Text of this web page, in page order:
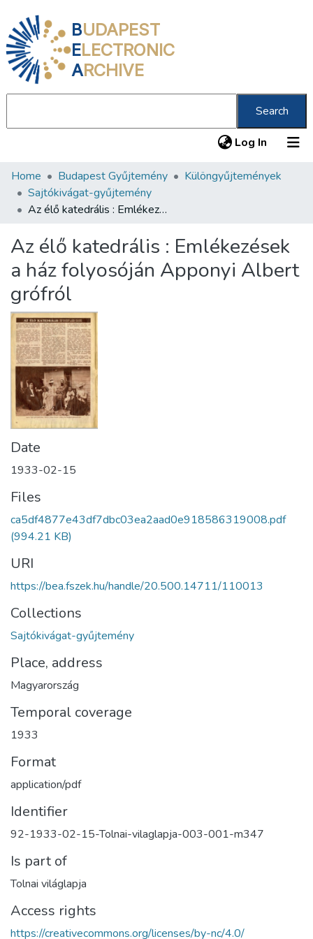
BUDAPEST
ELECTRONIC
ARCHIVE
Search
Log In (current)
Communities & Collections
All of DSpace
About us
Home Budapest Gyűjtemény
Különgyűjtemények
Sajtókivágat-gyűjtemény
Az élő katedrális : Emlékezések a ház folyosóján Apponyi Albert grófról
Az élő katedrális : Emlékezések
a ház folyosóján Apponyi Albert
grófról
Date
1933-02-15
Files
ca5df4877e43df7dbc03ea2aad0e918586319008.pdf
(994.21 KB)
URI
https://bea.fszek.hu/handle/20.500.14711/110013
Collections
Sajtókivágat-gyűjtemény
Place, address
Magyarország
Temporal coverage
1933
Format
application/pdf
Identifier
92-1933-02-15-Tolnai-vilaglapja-003-001-m347
Is part of
Tolnai világlapja
Access rights
https://creativecommons.org/licenses/by-nc/4.0/